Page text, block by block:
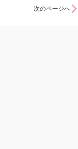
次のページへ